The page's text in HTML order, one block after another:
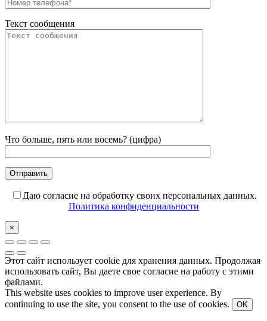
Текст сообщения
Что больше, пять или восемь? (цифра)
Даю согласие на обработку своих персональных данных.
Политика конфиденциальности
×
Этот сайт использует cookie для хранения данных. Продолжая
использовать сайт, Вы даете свое согласие на работу с этими
файлами.
This website uses cookies to improve user experience. By
continuing to use the site, you consent to the use of cookies.
OK